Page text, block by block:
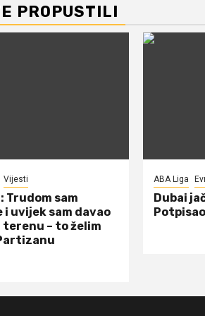
PROPUSTILI
Vijesti
Trudom sam
uvijek sam davao
terenu – to želim
ABA Liga
Dubai